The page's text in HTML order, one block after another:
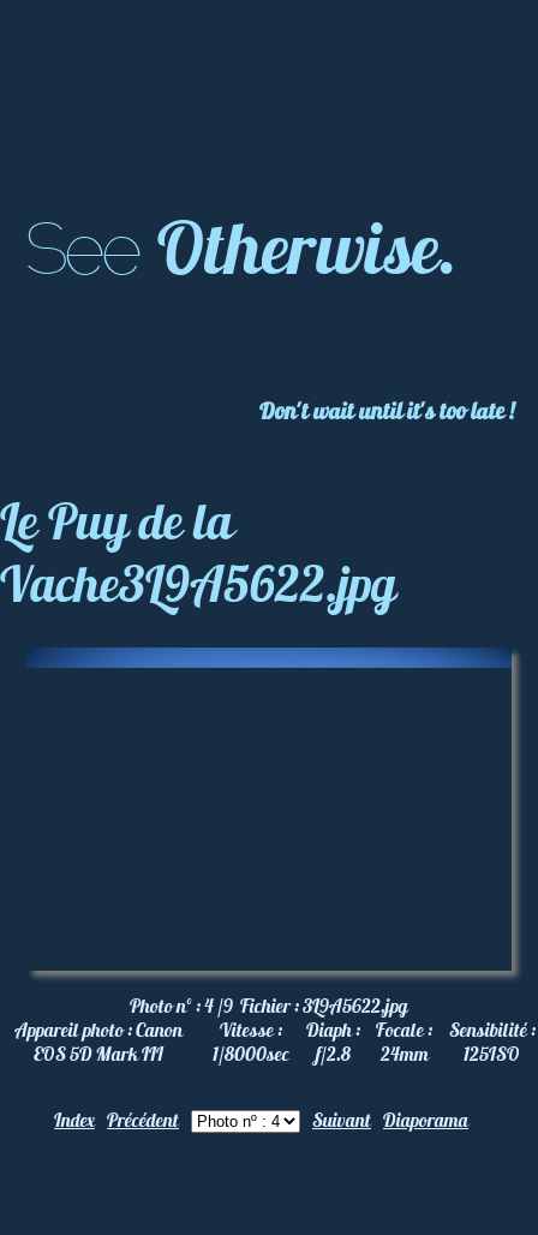
See Otherwise.
Don't wait until it's too late !
Le Puy de la
Vache3L9A5622.jpg
Photo nº :4 /9 Fichier :3L9A5622.jpg
Appareil photo :Canon
EOS 5D Mark III
Vitesse :
1/8000sec
Diaph :
f/2.8
Focale :
24mm
Sensibilité :
125ISO
Index Précédent Suivant Diaporama